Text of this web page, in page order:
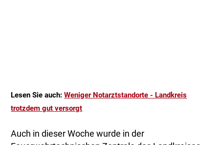
Lesen Sie auch:Weniger Notarztstandorte - Landkreis
trotzdem gut versorgt
Auch in dieser Woche wurde in der